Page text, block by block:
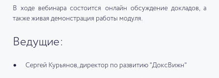
В ходе вебинара состоится онлайн обсуждение докладов, а
также живая демонстрация работы модуля.
Ведущие:
Сергей Курьянов, директор по развитию "ДоксВижн"